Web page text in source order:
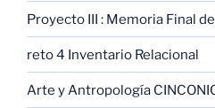
Proyecto III : Memoria Final
reto 4 Inventario Relacional
Arte y Antropología